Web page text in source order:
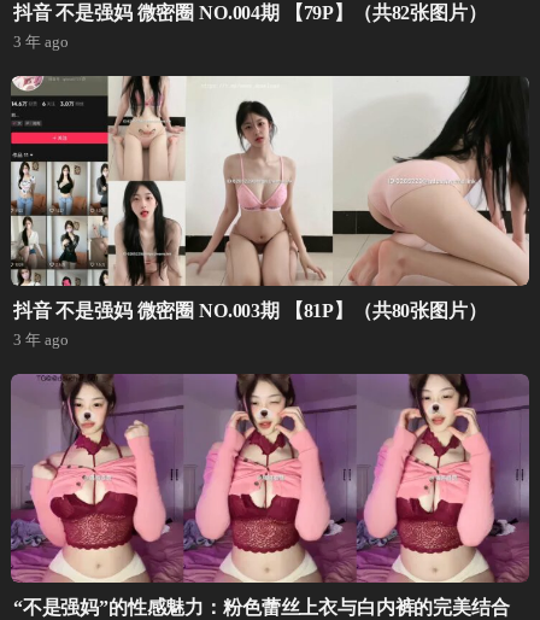
抖音 不是强妈 微密圈 NO.004期 【79P】（共82张图片）
3 年 ago
抖音 不是强妈 微密圈 NO.003期 【81P】（共80张图片）
3 年 ago
“不是强妈”的性感魅力：粉色蕾丝上衣与白内裤的完美结合